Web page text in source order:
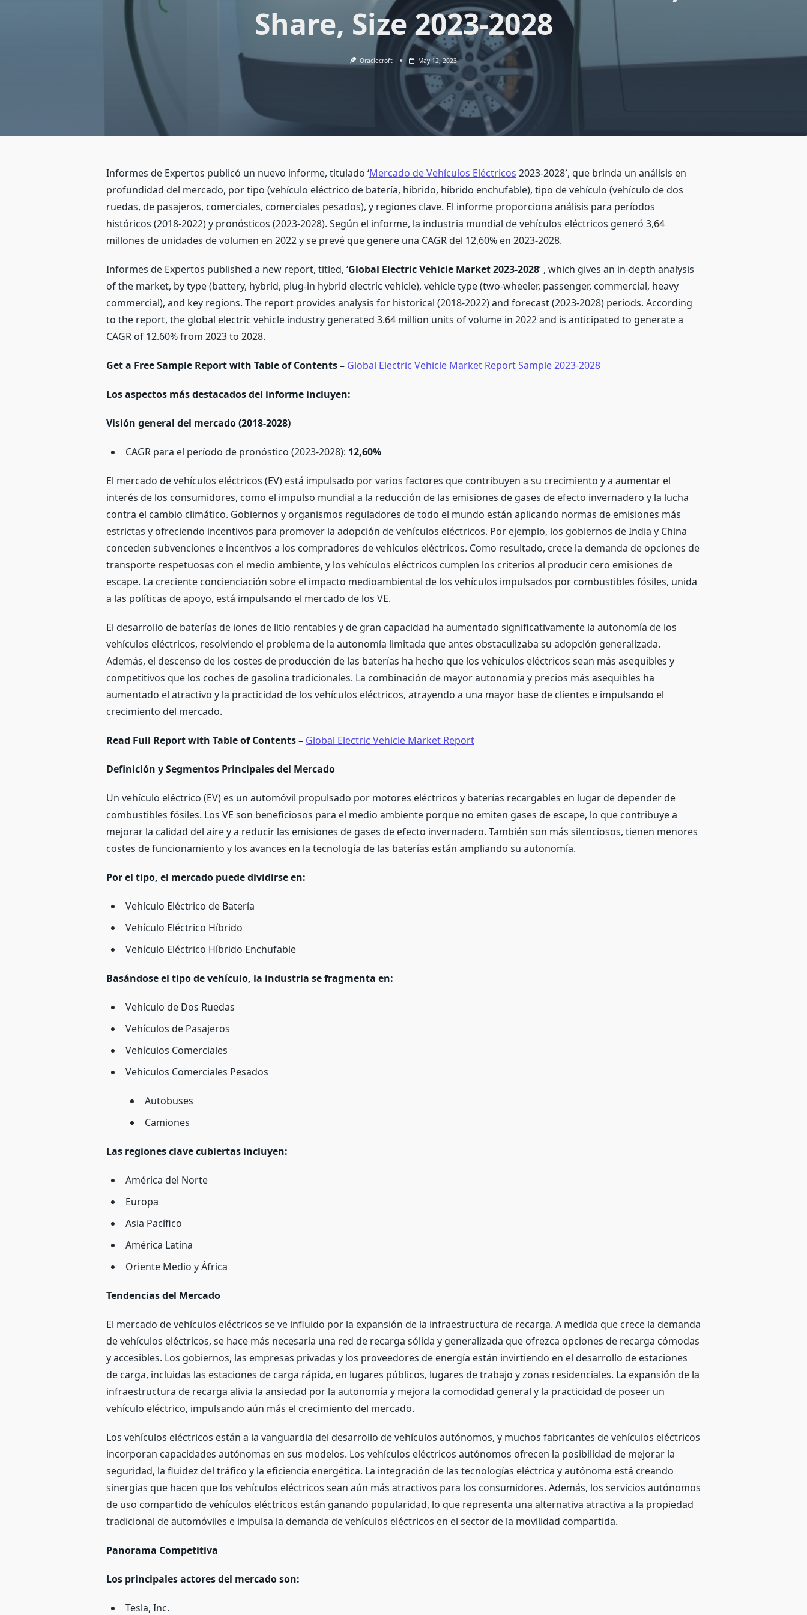
Share, Size 2023-2028
Oraclecroft May 12, 2023
Informes de Expertos publicó un nuevo informe, titulado ‘Mercado de Vehículos Eléctricos 2023-2028′, que brinda un análisis en
profundidad del mercado, por tipo (vehículo eléctrico de batería, híbrido, híbrido enchufable), tipo de vehículo (vehículo de dos
ruedas, de pasajeros, comerciales, comerciales pesados), y regiones clave. El informe proporciona análisis para períodos
históricos (2018-2022) y pronósticos (2023-2028). Según el informe, la industria mundial de vehículos eléctricos generó 3,64
millones de unidades de volumen en 2022 y se prevé que genere una CAGR del 12,60% en 2023-2028.
Informes de Expertos published a new report, titled, ‘Global Electric Vehicle Market 2023-2028’ , which gives an in-depth analysis
of the market, by type (battery, hybrid, plug-in hybrid electric vehicle), vehicle type (two-wheeler, passenger, commercial, heavy
commercial), and key regions. The report provides analysis for historical (2018-2022) and forecast (2023-2028) periods. According
to the report, the global electric vehicle industry generated 3.64 million units of volume in 2022 and is anticipated to generate a
CAGR of 12.60% from 2023 to 2028.
Get a Free Sample Report with Table of Contents – Global Electric Vehicle Market Report Sample 2023-2028
Los aspectos más destacados del informe incluyen:
Visión general del mercado (2018-2028)
CAGR para el período de pronóstico (2023-2028): 12,60%
El mercado de vehículos eléctricos (EV) está impulsado por varios factores que contribuyen a su crecimiento y a aumentar el
interés de los consumidores, como el impulso mundial a la reducción de las emisiones de gases de efecto invernadero y la lucha
contra el cambio climático. Gobiernos y organismos reguladores de todo el mundo están aplicando normas de emisiones más
estrictas y ofreciendo incentivos para promover la adopción de vehículos eléctricos. Por ejemplo, los gobiernos de India y China
conceden subvenciones e incentivos a los compradores de vehículos eléctricos. Como resultado, crece la demanda de opciones de
transporte respetuosas con el medio ambiente, y los vehículos eléctricos cumplen los criterios al producir cero emisiones de
escape. La creciente concienciación sobre el impacto medioambiental de los vehículos impulsados por combustibles fósiles, unida
a las políticas de apoyo, está impulsando el mercado de los VE.
El desarrollo de baterías de iones de litio rentables y de gran capacidad ha aumentado significativamente la autonomía de los
vehículos eléctricos, resolviendo el problema de la autonomía limitada que antes obstaculizaba su adopción generalizada.
Además, el descenso de los costes de producción de las baterías ha hecho que los vehículos eléctricos sean más asequibles y
competitivos que los coches de gasolina tradicionales. La combinación de mayor autonomía y precios más asequibles ha
aumentado el atractivo y la practicidad de los vehículos eléctricos, atrayendo a una mayor base de clientes e impulsando el
crecimiento del mercado.
Read Full Report with Table of Contents – Global Electric Vehicle Market Report
Definición y Segmentos Principales del Mercado
Un vehículo eléctrico (EV) es un automóvil propulsado por motores eléctricos y baterías recargables en lugar de depender de
combustibles fósiles. Los VE son beneficiosos para el medio ambiente porque no emiten gases de escape, lo que contribuye a
mejorar la calidad del aire y a reducir las emisiones de gases de efecto invernadero. También son más silenciosos, tienen menores
costes de funcionamiento y los avances en la tecnología de las baterías están ampliando su autonomía.
Por el tipo, el mercado puede dividirse en:
Vehículo Eléctrico de Batería
Vehículo Eléctrico Híbrido
Vehículo Eléctrico Híbrido Enchufable
Basándose el tipo de vehículo, la industria se fragmenta en:
Vehículo de Dos Ruedas
Vehículos de Pasajeros
Vehículos Comerciales
Vehículos Comerciales Pesados
Autobuses
Camiones
Las regiones clave cubiertas incluyen:
América del Norte
Europa
Asia Pacífico
América Latina
Oriente Medio y África
Tendencias del Mercado
El mercado de vehículos eléctricos se ve influido por la expansión de la infraestructura de recarga. A medida que crece la demanda
de vehículos eléctricos, se hace más necesaria una red de recarga sólida y generalizada que ofrezca opciones de recarga cómodas
y accesibles. Los gobiernos, las empresas privadas y los proveedores de energía están invirtiendo en el desarrollo de estaciones
de carga, incluidas las estaciones de carga rápida, en lugares públicos, lugares de trabajo y zonas residenciales. La expansión de la
infraestructura de recarga alivia la ansiedad por la autonomía y mejora la comodidad general y la practicidad de poseer un
vehículo eléctrico, impulsando aún más el crecimiento del mercado.
Los vehículos eléctricos están a la vanguardia del desarrollo de vehículos autónomos, y muchos fabricantes de vehículos eléctricos
incorporan capacidades autónomas en sus modelos. Los vehículos eléctricos autónomos ofrecen la posibilidad de mejorar la
seguridad, la fluidez del tráfico y la eficiencia energética. La integración de las tecnologías eléctrica y autónoma está creando
sinergias que hacen que los vehículos eléctricos sean aún más atractivos para los consumidores. Además, los servicios autónomos
de uso compartido de vehículos eléctricos están ganando popularidad, lo que representa una alternativa atractiva a la propiedad
tradicional de automóviles e impulsa la demanda de vehículos eléctricos en el sector de la movilidad compartida.
Panorama Competitiva
Los principales actores del mercado son:
Tesla, Inc.